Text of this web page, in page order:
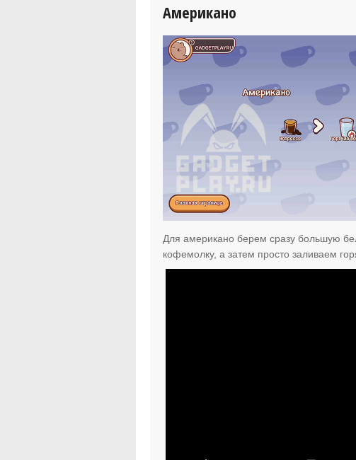
Американо
Для американо берем сразу большую
кофемолку, а затем просто заливаем